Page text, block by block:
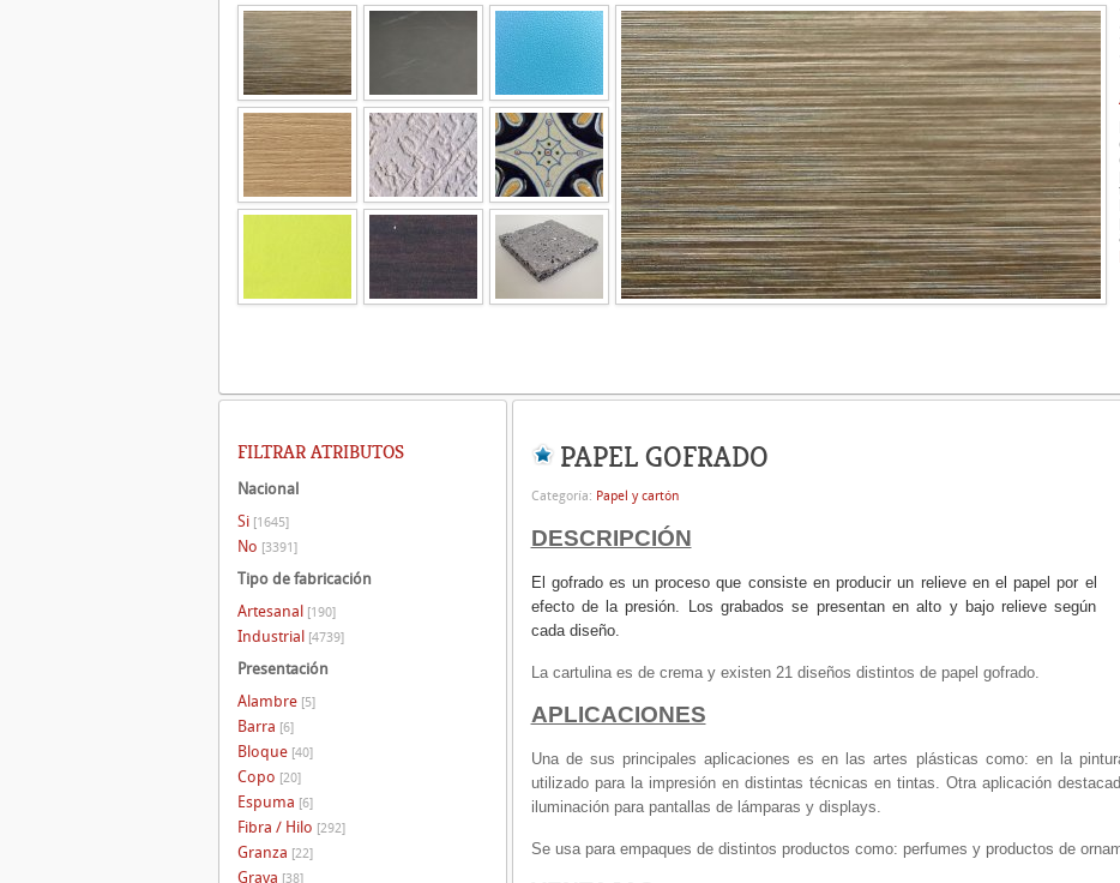
PAPEL GOFRADO
Categoría: Papel y cartón
DESCRIPCIÓN
El gofrado es un proceso que consiste en producir un relieve en el papel por el
efecto de la presión. Los grabados se presentan en alto y bajo relieve según
cada diseño.
La cartulina es de crema y existen 21 diseños distintos de papel gofrado.
APLICACIONES
Una de sus principales aplicaciones es en las artes plásticas como: en la
utilizado para la impresión en distintas técnicas en tintas. Otra aplicación
iluminación para pantallas de lámparas y displays.
Se usa para empaques de distintos productos como: perfumes y productos de
FILTRAR ATRIBUTOS
Nacional
Si [1645]
No [3391]
Tipo de fabricación
Artesanal [190]
Industrial [4739]
Presentación
Alambre [5]
Barra [6]
Bloque [40]
Copo [20]
Espuma [6]
Fibra / Hilo [292]
Granza [22]
Grava [38]